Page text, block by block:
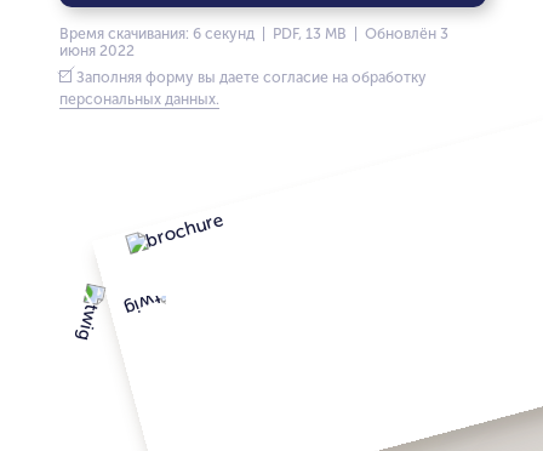
Время скачивания: 6 секунд | PDF, 13 MB | Обновлён 3
июня 2022
Заполняя форму вы даете согласие на обработку
персональных данных.